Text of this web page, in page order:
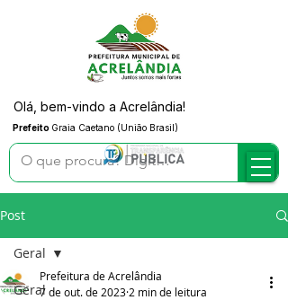
Prefeito Graia Caetano (União Brasil)
Olá, bem-vindo a Acrelândia!
Post
Geral
Geral
Prefeitura de Acrelândia
7 de out. de 2023 2 min de leitura